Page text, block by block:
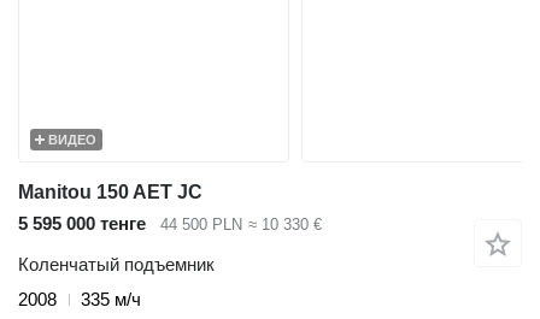
ВИДЕО
Manitou 150 AET JC
5 595 000 тенге
44 500 PLN ≈ 10 330 €
Коленчатый подъемник
2008
335 м/ч